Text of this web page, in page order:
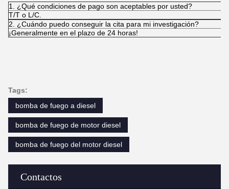
Contactos
1. ¿Qué condiciones de pago son aceptables por usted?
T/T o L/C.
2. ¿Cuándo puedo conseguir la cita para mi investigación?
¡Generalmente en el plazo de 24 horas!
Tags:
bomba de fuego a diesel
bomba de fuego de motor diesel
bomba de fuego del motor diesel